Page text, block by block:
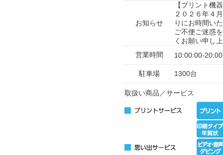
お知らせ
【プリント
２０２６年４
りにお時間い
ご不便ご迷惑
くお願い申し
営業時間
10:00:00-
駐車場 1300台
取扱い商品／サービス